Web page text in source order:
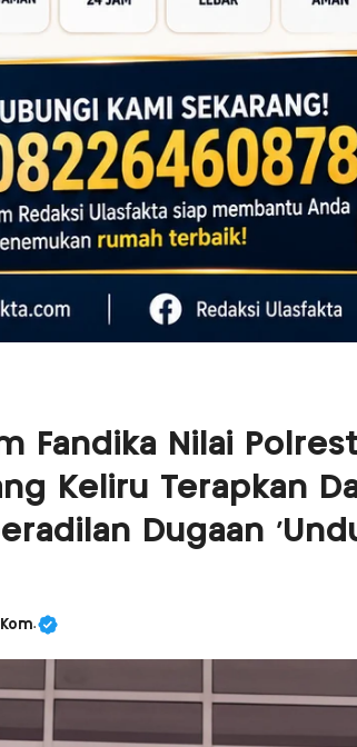
Fandika Nilai
Keliru Terapkan
Dugaan